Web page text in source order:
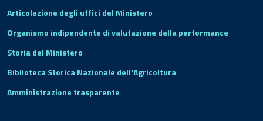
Articolazione degli uffici del Ministero
Organismo indipendente di valutazione della performance
Storia del Ministero
Biblioteca Storica Nazionale dell'Agricoltura
Amministrazione trasparente